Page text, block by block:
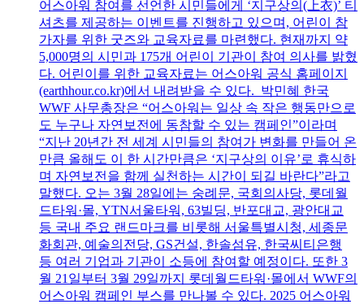
어스아워 참여를 선언한 시민들에게 ‘지구상의(上衣)’ 티
셔츠를 제공하는 이벤트를 진행하고 있으며, 어린이 참
가자를 위한 굿즈와 교육자료를 마련했다. 현재까지 약
5,000명의 시민과 175개 어린이 기관이 참여 의사를 밝혔
다. 어린이를 위한 교육자료는 어스아워 공식 홈페이지
(earthhour.co.kr)에서 내려받을 수 있다. 박민혜 한국
WWF 사무총장은 “어스아워는 일상 속 작은 행동만으로
도 누구나 자연보전에 동참할 수 있는 캠페인”이라며
“지난 20년간 전 세계 시민들의 참여가 변화를 만들어 온
만큼 올해도 이 한 시간만큼은 ‘지구상의 이유’로 휴식하
며 자연보전을 함께 실천하는 시간이 되길 바란다”라고
말했다. 오는 3월 28일에는 숭례문, 국회의사당, 롯데월
드타워·몰, YTN서울타워, 63빌딩, 반포대교, 광안대교
등 국내 주요 랜드마크를 비롯해 서울특별시청, 세종문
화회관, 예술의전당, GS건설, 한솔섬유, 한국씨티은행
등 여러 기업과 기관이 소등에 참여할 예정이다. 또한 3
월 21일부터 3월 29일까지 롯데월드타워·몰에서 WWF의
어스아워 캠페인 부스를 만나볼 수 있다. 2025 어스아워